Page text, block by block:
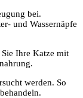
bei.
und Wassernäpfe
Ihre Katze mit
werden. So